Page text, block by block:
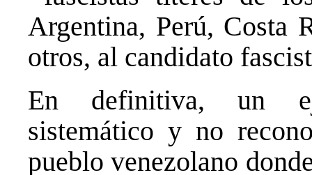
Argentina, Perú, Costa
otros, al candidato
En definitiva, un
sistemático y no
pueblo venezolano